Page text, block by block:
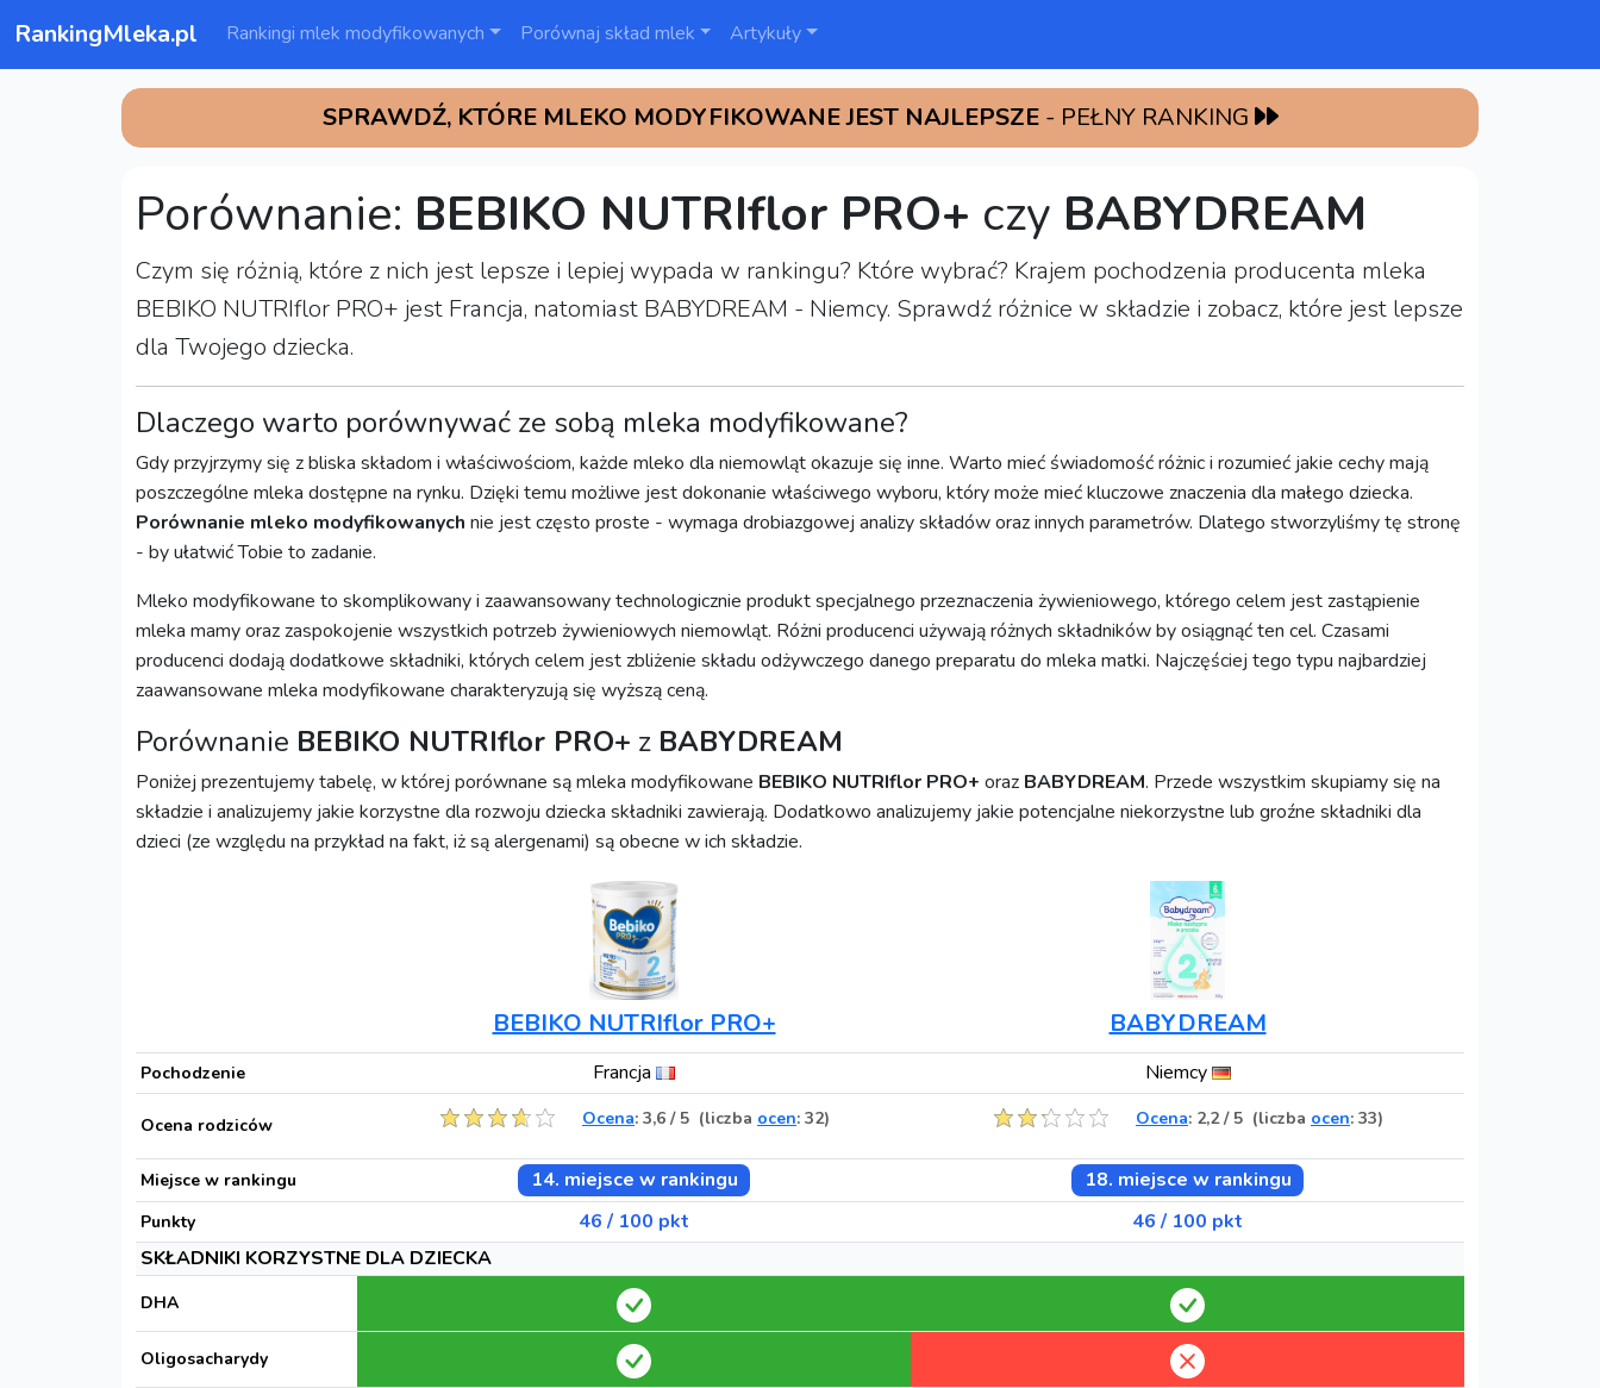
RankingMleka.pl Rankingi mlek modyfikowanych Porównaj skład mlek Artykuły
SPRAWDŹ, KTÓRE MLEKO MODYFIKOWANE JEST NAJLEPSZE- PEŁNY RANKING
Porównanie: BEBIKO NUTRIflor PRO+ czy BABYDREAM
Czym się różnią, które z nich jest lepsze i lepiej wypada w rankingu? Które wybrać? Krajem pochodzenia producenta mleka
BEBIKO NUTRIflor PRO+ jest Francja, natomiast BABYDREAM - Niemcy. Sprawdź różnice w składzie i zobacz, które jest lepsze
dla Twojego dziecka.
Dlaczego warto porównywać ze sobą mleka modyfikowane?
Gdy przyjrzymy się z bliska składom i właściwościom, każde mleko dla niemowląt okazuje się inne. Warto mieć świadomość różnic i rozumieć jakie cechy mają
poszczególne mleka dostępne na rynku. Dzięki temu możliwe jest dokonanie właściwego wyboru, który może mieć kluczowe znaczenia dla małego dziecka.
Porównanie mleko modyfikowanych nie jest często proste - wymaga drobiazgowej analizy składów oraz innych parametrów. Dlatego stworzyliśmy tę stronę
- by ułatwić Tobie to zadanie.
Mleko modyfikowane to skomplikowany i zaawansowany technologicznie produkt specjalnego przeznaczenia żywieniowego, którego celem jest zastąpienie
mleka mamy oraz zaspokojenie wszystkich potrzeb żywieniowych niemowląt. Różni producenci używają różnych składników by osiągnąć ten cel. Czasami
producenci dodają dodatkowe składniki, których celem jest zbliżenie składu odżywczego danego preparatu do mleka matki. Najczęściej tego typu najbardziej
zaawansowane mleka modyfikowane charakteryzują się wyższą ceną.
Porównanie BEBIKO NUTRIflor PRO+ z BABYDREAM
Poniżej prezentujemy tabelę, w której porównane są mleka modyfikowane BEBIKO NUTRIflor PRO+ oraz BABYDREAM. Przede wszystkim skupiamy się na
składzie i analizujemy jakie korzystne dla rozwoju dziecka składniki zawierają. Dodatkowo analizujemy jakie potencjalne niekorzystne lub groźne składniki dla
dzieci (ze względu na przykład na fakt, iż są alergenami) są obecne w ich składzie.
BEBIKO NUTRIflor PRO+ BABYDREAM
Pochodzenie Francja Niemcy
Ocena rodziców Ocena: 3,6 / 5 (liczba ocen: 32) Ocena: 2,2/ 5 (liczba ocen: 33)
Miejsce w rankingu 14. miejsce w rankingu 18. miejsce w rankingu
Punkty 46 / 100 pkt
46 / 100 pkt
SKŁADNIKI KORZYSTNE DLA DZIECKA
DHA
Oligosacharydy